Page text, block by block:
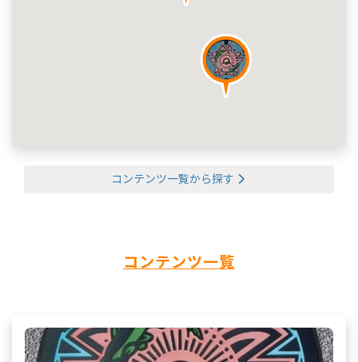
コンテンツ一覧から探す
コンテンツ一覧